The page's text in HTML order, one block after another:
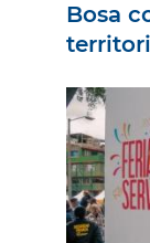
Bosa